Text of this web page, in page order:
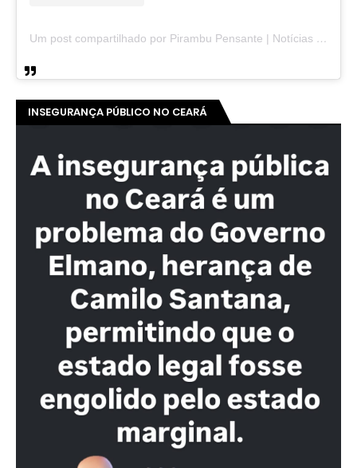
Um post compartilhado por Pirambu Pensante | Notícias & Entretenimento (@pirambupensante)
INSEGURANÇA PÚBLICO NO CEARÁ